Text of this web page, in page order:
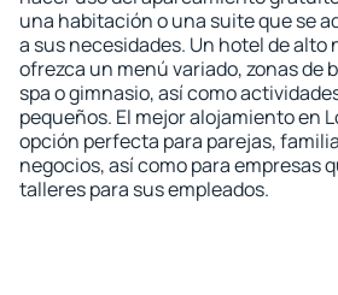
una habitación o una suite que se
a sus necesidades. Un hotel de
ofrezca un menú variado, zonas de
spa o gimnasio, así como
pequeños. El mejor alojamiento en
opción perfecta para parejas,
negocios, así como para empresas
talleres para sus empleados.